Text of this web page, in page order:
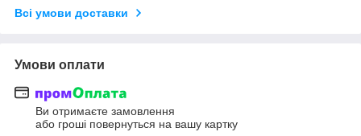
Всі умови доставки
Умови оплати
Ви отримаєте замовлення
або гроші повернуться на вашу картку